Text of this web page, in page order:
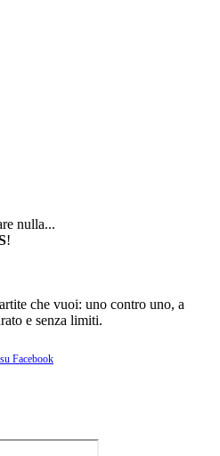
nulla...
!
che vuoi: uno contro uno, a
e senza limiti.
Facebook